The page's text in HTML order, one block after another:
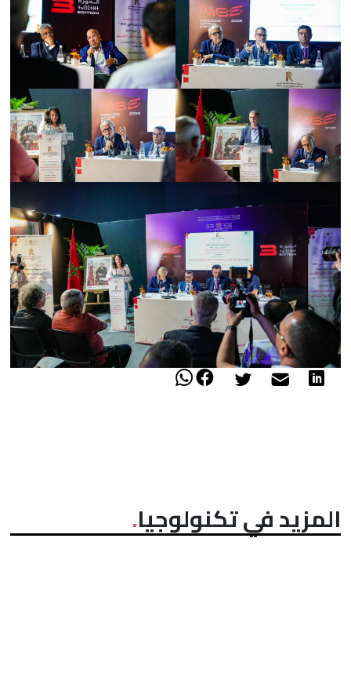
المزيد في تكنولوجيا